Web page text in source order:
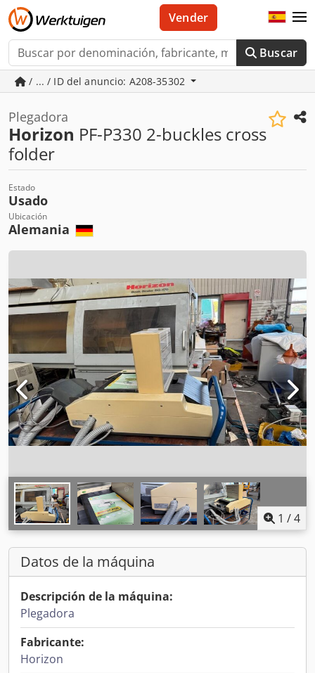
Buscar
Vender
/ ... / ID del anuncio: A208-35302
Plegadora
Horizon PF-P330 2-buckles cross
folder
Estado
Usado
Ubicación
Alemania
1 /4
Datos de la máquina
Descripción de la máquina:
Plegadora
Fabricante:
Horizon